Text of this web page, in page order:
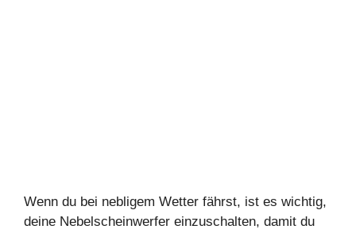
Wenn du bei nebligem Wetter fährst, ist es wichtig,
deine Nebelscheinwerfer einzuschalten, damit du